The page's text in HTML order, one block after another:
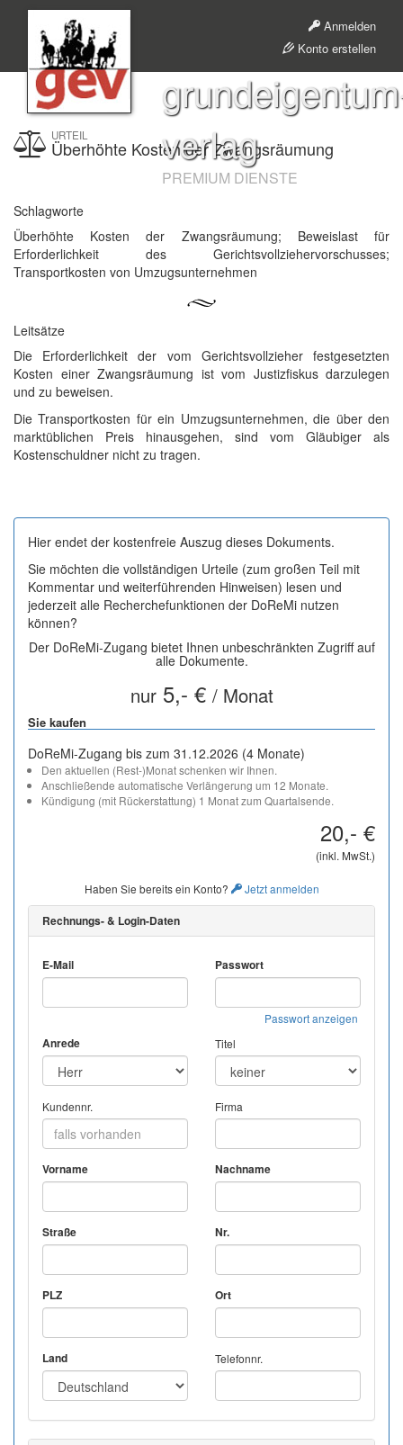
Anmelden
Konto erstellen
verlag
PREMIUM DIENSTE
URTEIL
Überhöhte Kosten der Zwangsräumung
Schlagworte
Überhöhte Kosten der Zwangsräumung; Beweislast für
Erforderlichkeit des Gerichtsvollziehervorschusses;
Transportkosten von Umzugsunternehmen
Leitsätze
Die Erforderlichkeit der vom Gerichtsvollzieher festgesetzten
Kosten einer Zwangsräumung ist vom Justizfiskus darzulegen
und zu beweisen.
Die Transportkosten für ein Umzugsunternehmen, die über den
marktüblichen Preis hinausgehen, sind vom Gläubiger als
Kostenschuldner nicht zu tragen.
Hier endet der kostenfreie Auszug dieses Dokuments.
Sie möchten die vollständigen Urteile (zum großen Teil mit
Kommentar und weiterführenden Hinweisen) lesen und
jederzeit alle Recherchefunktionen der DoReMi nutzen
können?
Der DoReMi-Zugang bietet Ihnen unbeschränkten Zugriff auf
alle Dokumente.
nur5,- € / Monat
Sie kaufen
DoReMi-Zugang bis zum 31.12.2026 (4 Monate)
Den aktuellen (Rest-)Monat schenken wir Ihnen.
Anschließende automatische Verlängerung um 12 Monate.
Kündigung (mit Rückerstattung) 1 Monat zum Quartalsende.
20,- €
(inkl. MwSt.)
Haben Sie bereits ein Konto? Jetzt anmelden
Rechnungs- & Login-Daten
E-Mail Passwort
Passwort anzeigen
Anrede Titel
Kundennr. Firma
Vorname Nachname
Straße Nr.
PLZ Ort
Land Telefonnr.